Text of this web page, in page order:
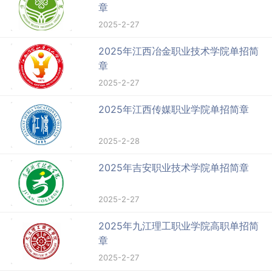
章
2025-2-27
2025年江西冶金职业技术学院单招简
章
2025-2-27
2025年江西传媒职业学院单招简章
2025-2-28
2025年吉安职业技术学院单招简章
2025-2-27
2025年九江理工职业学院高职单招简
章
2025-2-27